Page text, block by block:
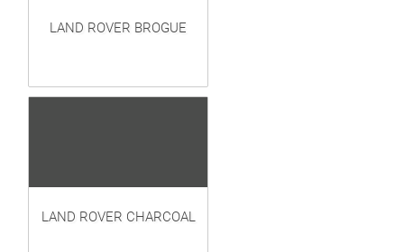
LAND ROVER BROGUE
LAND ROVER CHARCOAL